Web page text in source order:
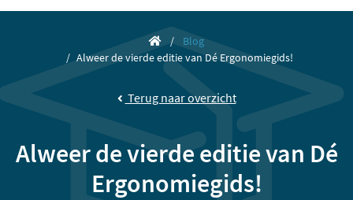
Blog
Alweer de vierde editie van Dé Ergonomiegids!
Terug naar overzicht
Alweer de vierde editie van Dé
Ergonomiegids!